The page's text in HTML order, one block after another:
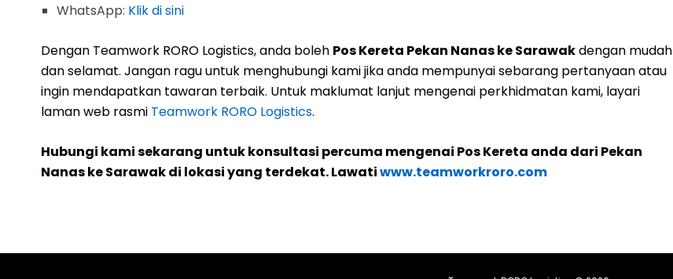
WhatsApp: Klik di sini
Dengan Teamwork RORO Logistics, anda boleh Pos Kereta Pekan Nanas ke Sarawakdengan mudah
dan selamat. Jangan ragu untuk menghubungi kami jika anda mempunyai sebarang pertanyaan atau
ingin mendapatkan tawaran terbaik. Untuk maklumat lanjut mengenai perkhidmatan kami, layari
laman web rasmi Teamwork RORO Logistics.
Hubungi kami sekarang untuk konsultasi percuma mengenai Pos Kereta anda dari Pekan
Nanas ke Sarawak di lokasi yang terdekat. Lawatiwww.teamworkroro.com